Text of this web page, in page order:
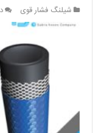
شیلنگ فشار قوی